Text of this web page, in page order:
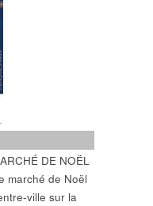
DE NOËL
marché de Noël
ville sur la